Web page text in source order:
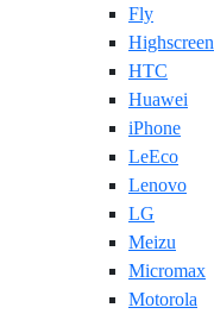
Fly
Highscreen
HTC
Huawei
iPhone
LeEco
Lenovo
LG
Meizu
Micromax
Motorola